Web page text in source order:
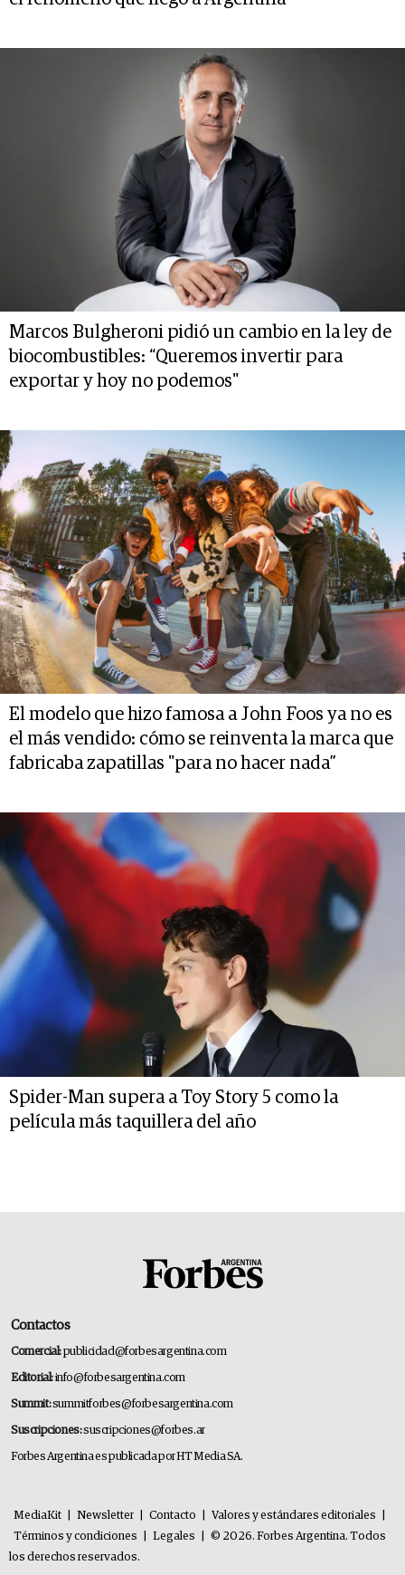
Marcos Bulgheroni pidió un cambio en la ley de
biocombustibles: “Queremos invertir para
exportar y hoy no podemos"
El modelo que hizo famosa a John Foos ya no es
el más vendido: cómo se reinventa la marca que
fabricaba zapatillas "para no hacer nada”
Spider-Man supera a Toy Story 5 como la
película más taquillera del año
Contactos
Comercial:publicidad@forbesargentina.com
Editorial:info@forbesargentina.com
Summit:summitforbes@forbesargentina.com
Suscripciones:suscripciones@forbes.ar
Forbes Argentina es publicada por HT Media SA.
MediaKit Newsletter Contacto Valores y estándares editoriales
Términos y condiciones
Legales
© 2026. Forbes Argentina. Todos
los derechos reservados.